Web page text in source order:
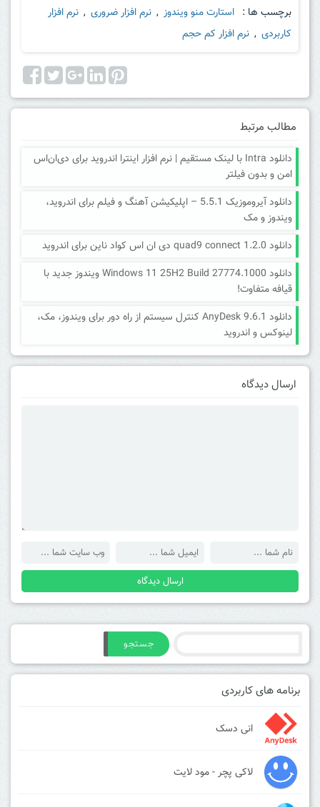
برچسب ها : استارت منو ویندوز , نرم افزار ضروری , نرم افزار
کاربردی , نرم افزار کم حجم
مطالب مرتبط
دانلود Intra با لینک مستقیم | نرم افزار اینترا اندروید برای دی‌ان‌اس
امن و بدون فیلتر
دانلود آیروموزیک 5.5.1 – اپلیکیشن آهنگ و فیلم برای اندروید،
ویندوز و مک
دانلود quad9 connect 1.2.0 دی ان اس کواد ناین برای اندروید
دانلود Windows 11 25H2 Build 27774.1000 ویندوز جدید با
قیافه متفاوت!
دانلود AnyDesk 9.6.1 کنترل سیستم از راه دور برای ویندوز، مک،
لینوکس و اندروید
ارسال دیدگاه
جستجو
برنامه های کاربردی
انی دسک
لاکی پچر - مود لایت